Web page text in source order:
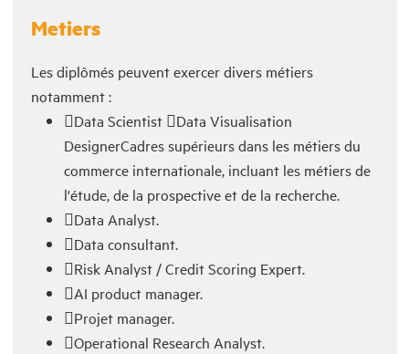
Metiers
Les diplômés peuvent exercer divers métiers
notamment :
Data Scientist Data Visualisation
DesignerCadres supérieurs dans les métiers du
commerce internationale, incluant les métiers de
l'étude, de la prospective et de la recherche.
Data Analyst.
Data consultant.
Risk Analyst / Credit Scoring Expert.
AI product manager.
Projet manager.
Operational Research Analyst.